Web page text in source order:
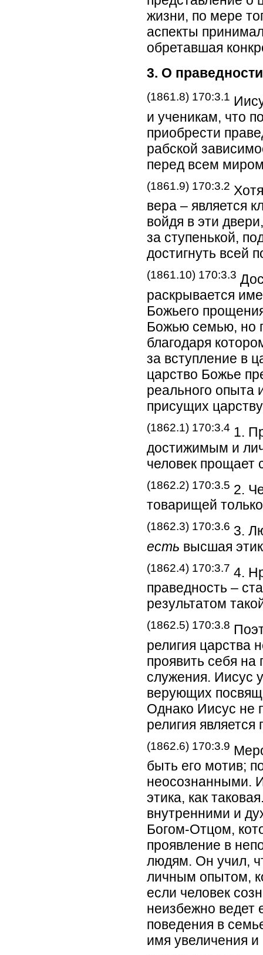
жизни, по мере
аспекты
обретавшая
3. О праведности
(1861.8) 170:3.1
и ученикам, что
приобрести
рабской
перед всем
(1861.9) 170:3.2
вера – является
войдя в эти
за ступенькой,
достигнуть всей
(1861.10) 170:3.3
раскрывается
Божьего
Божью семью, но
благодаря
за вступление в
царство Божье
реального опыта
присущих
(1862.1) 170:3.4 1.
достижимым и
человек прощает
(1862.2) 170:3.5 2.
товарищей
(1862.3) 170:3.6 3.
есть высшая
(1862.4) 170:3.7 4.
праведность –
результатом
(1862.5) 170:3.8
религия царства
проявить себя на
служения. Иисус
верующих
Однако Иисус не
религия
(1862.6) 170:3.9
быть его мотив;
неосознанными.
этика, как
внутренними и
Богом-Отцом,
проявление в
людям. Он учил,
личным опытом,
если человек
неизбежно ведет
поведения в
имя увеличения